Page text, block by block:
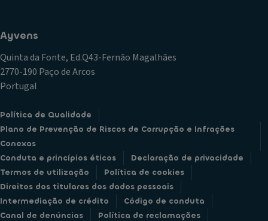
Ayvens
Quinta da Fonte, Ed.Q43-Fernão Magalhães
2770-190 Paço de Arcos
Portugal
Política de Qualidade
Plano de Prevenção de Riscos de Corrupção e Infrações
Conexas
Conduta e princípios éticos
Declaração de privacidade
Termos de utilização
Política de cookies
Direitos dos titulares dos dados pessoais
Intermediação de crédito
Código de conduta
Canal de denúncias
Política de reclamações